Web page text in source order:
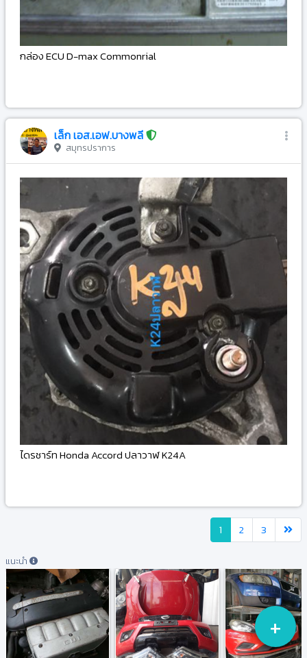
กล่อง ECU D-max Commonrial
เล็ก เอส.เอฟ.บางพลี
สมุทรปราการ
ไดรชาร์ท Honda Accord ปลาวาฬ K24A
1 2 3
แนะนำ
+